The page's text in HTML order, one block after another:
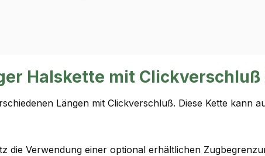
Halskette mit
Längen mit Clickverschluß. Diese Kette kann
die Verwendung einer optional erhältlichen